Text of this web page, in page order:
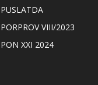
PUSLATDA
PORPROV VIII/2023
PON XXI 2024